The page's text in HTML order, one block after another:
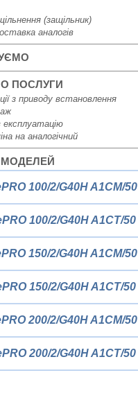
(защільник)
аналогів
ПОСЛУГИ
з приводу встановлення
експлуатацію
на аналогічний
МОДЕЛЕЙ
100/2/G40H A1CM/50
100/2/G40H A1CT/50
150/2/G40H A1CM/50
150/2/G40H A1CT/50
200/2/G40H A1CM/50
200/2/G40H A1CT/50